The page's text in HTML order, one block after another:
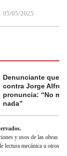
05/05/2025
Denunciante que
contra Jorge
pronuncia: “No
nada”
y usos de las obras
lectura mecánica u otros